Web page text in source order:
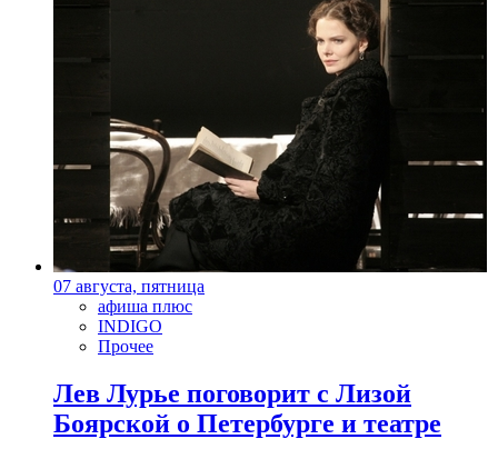
07 августа, пятница
афиша плюс
INDIGO
Прочее
Лев Лурье поговорит с Лизой
Боярской о Петербурге и театре